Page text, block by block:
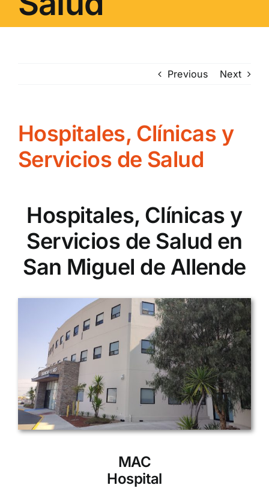
Previous Next
Hospitales, Clínicas y
Servicios de Salud
Hospitales, Clínicas y
Servicios de Salud en
San Miguel de Allende
MAC
Hospital